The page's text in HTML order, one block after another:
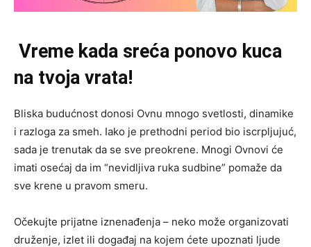
Vreme kada sreća ponovo kuca
na tvoja vrata!
Bliska budućnost donosi Ovnu mnogo svetlosti, dinamike
i razloga za smeh. Iako je prethodni period bio iscrpljujuć,
sada je trenutak da se sve preokrene. Mnogi Ovnovi će
imati osećaj da im “nevidljiva ruka sudbine” pomaže da
sve krene u pravom smeru.
Očekujte prijatne iznenađenja – neko može organizovati
druženje, izlet ili događaj na kojem ćete upoznati ljude